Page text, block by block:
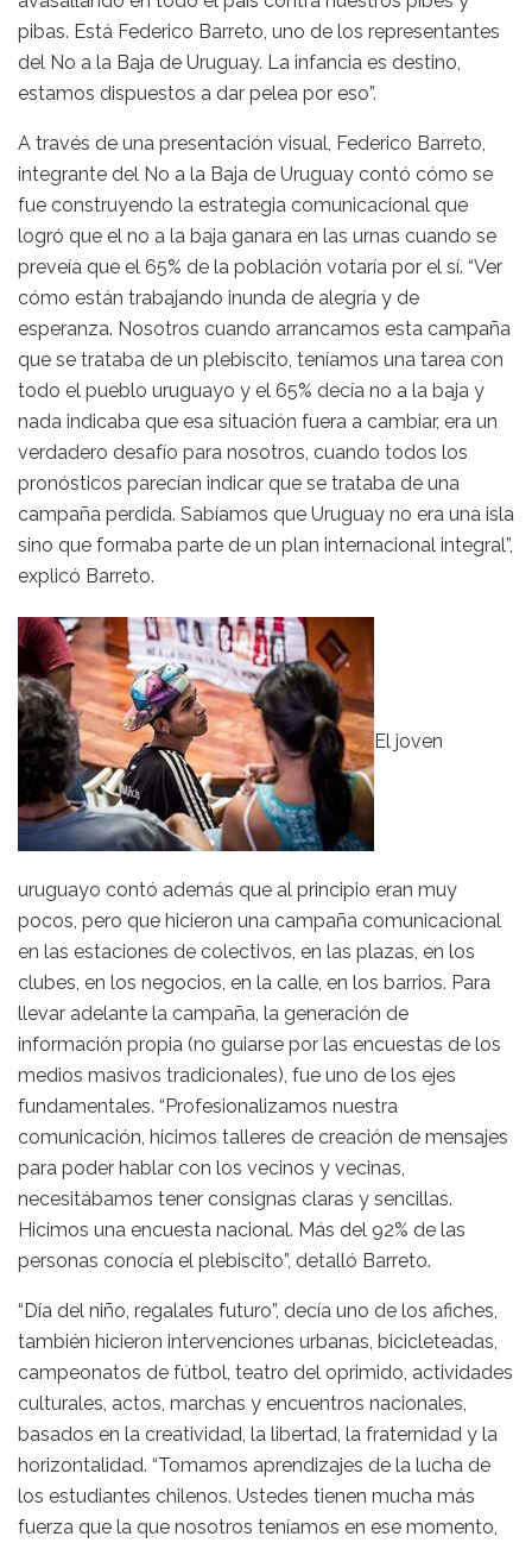
pibas. Está Federico Barreto, uno de los representantes
del No a la Baja de Uruguay. La infancia es destino,
estamos dispuestos a dar pelea por eso”.
A través de una presentación visual, Federico Barreto,
integrante del No a la Baja de Uruguay contó cómo se
fue construyendo la estrategia comunicacional que
logró que el no a la baja ganara en las urnas cuando se
preveía que el 65% de la población votaría por el sí. “Ver
cómo están trabajando inunda de alegría y de
esperanza. Nosotros cuando arrancamos esta campaña
que se trataba de un plebiscito, teníamos una tarea con
todo el pueblo uruguayo y el 65% decía no a la baja y
nada indicaba que esa situación fuera a cambiar, era un
verdadero desafío para nosotros, cuando todos los
pronósticos parecían indicar que se trataba de una
campaña perdida. Sabíamos que Uruguay no era una isla
sino que formaba parte de un plan internacional integral”,
explicó Barreto.
El joven
uruguayo contó además que al principio eran muy
pocos, pero que hicieron una campaña comunicacional
en las estaciones de colectivos, en las plazas, en los
clubes, en los negocios, en la calle, en los barrios. Para
llevar adelante la campaña, la generación de
información propia (no guiarse por las encuestas de los
medios masivos tradicionales), fue uno de los ejes
fundamentales. “Profesionalizamos nuestra
comunicación, hicimos talleres de creación de mensajes
para poder hablar con los vecinos y vecinas,
necesitábamos tener consignas claras y sencillas.
Hicimos una encuesta nacional. Más del 92% de las
personas conocía el plebiscito”, detalló Barreto.
“Día del niño, regalales futuro”, decía uno de los afiches,
también hicieron intervenciones urbanas, bicicleteadas,
campeonatos de fútbol, teatro del oprimido, actividades
culturales, actos, marchas y encuentros nacionales,
basados en la creatividad, la libertad, la fraternidad y la
horizontalidad. “Tomamos aprendizajes de la lucha de
los estudiantes chilenos. Ustedes tienen mucha más
fuerza que la que nosotros teníamos en ese momento,